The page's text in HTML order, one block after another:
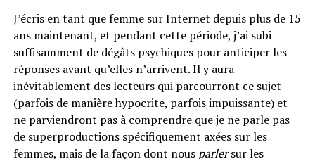
J’écris en tant que femme sur Internet depuis plus de 15
ans maintenant, et pendant cette période, j’ai subi
suffisamment de dégâts psychiques pour anticiper les
réponses avant qu’elles n’arrivent. Il y aura
inévitablement des lecteurs qui parcourront ce sujet
(parfois de manière hypocrite, parfois impuissante) et
ne parviendront pas à comprendre que je ne parle pas
de superproductions spécifiquement axées sur les
femmes, mais de la façon dont nous parlersur les